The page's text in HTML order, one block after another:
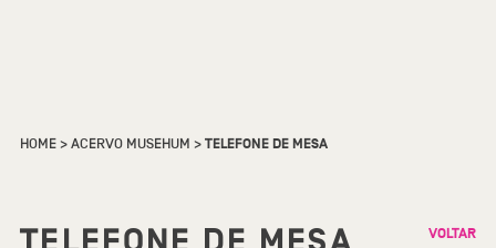
HOME>ACERVO MUSEHUM >TELEFONE DE MESA
VOLTAR